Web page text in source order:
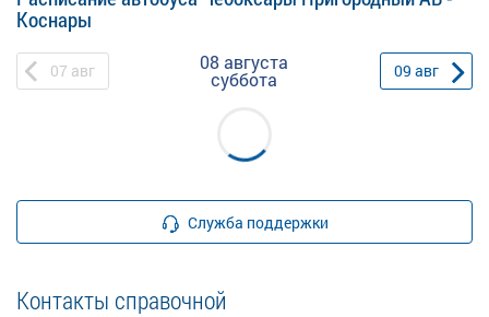
Коснары
07 авг 08 августа
суббота 09 авг
Служба поддержки
Контакты справочной